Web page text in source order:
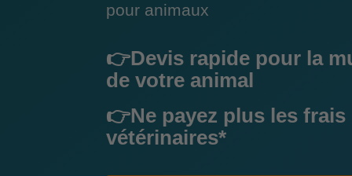
pour animaux
👉Devis rapide pour la
de votre animal
👉Ne payez plus les frais
vétérinaires*